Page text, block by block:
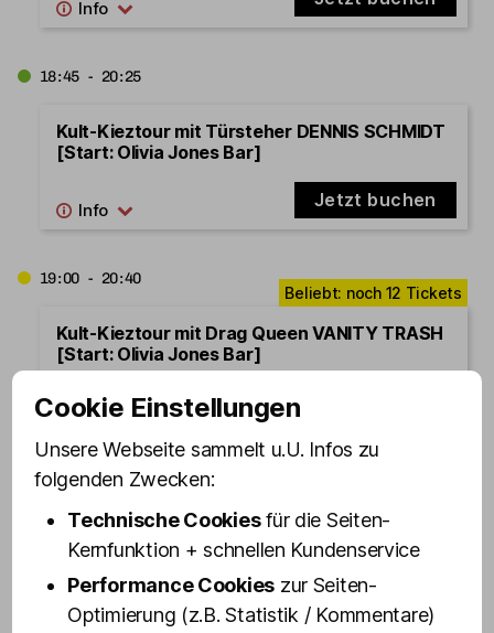
18:45 - 20:25
Kult-Kieztour mit Türsteher DENNIS SCHMIDT
[Start: Olivia Jones Bar]
Jetzt buchen
19:00 - 20:40
Kult-Kieztour mit Drag Queen VANITY TRASH
[Start: Olivia Jones Bar]
20:00 - 21:40
Kult-Kieztour mit Drag Queen FANNY
FUNTASTIC [Start: Olivia Jones Bar]
Jetzt buchen
Cookie Einstellungen
Unsere Webseite sammelt u.U. Infos zu
folgenden Zwecken:
Technische Cookiesfür die Seiten-
Kernfunktion + schnellen Kundenservice
Performance Cookies zur Seiten-
Optimierung (z.B. Statistik / Kommentare)